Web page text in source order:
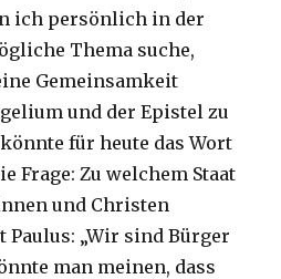
ich persönlich in der
Thema suche,
Gemeinsamkeit
und der Epistel zu
für heute das Wort
Frage: Zu welchem Staat
und Christen
„Wir sind Bürger
man meinen, dass